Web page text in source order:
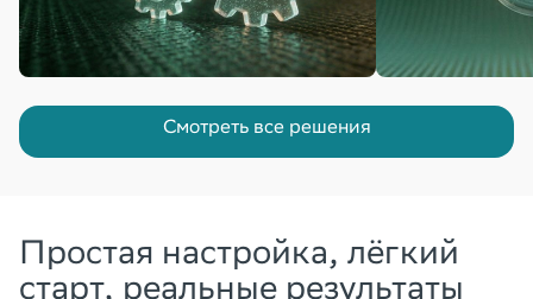
Смотреть все решения
Простая настройка, лёгкий
старт, реальные результаты